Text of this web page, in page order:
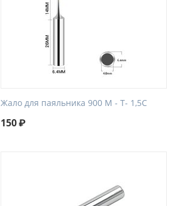
Жало для паяльника 900 М - Т- 1,5C
150₽